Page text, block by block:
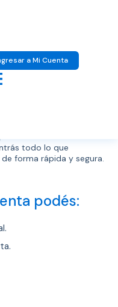
a Mi Cuenta
todo lo que
forma rápida y segura.
podés: